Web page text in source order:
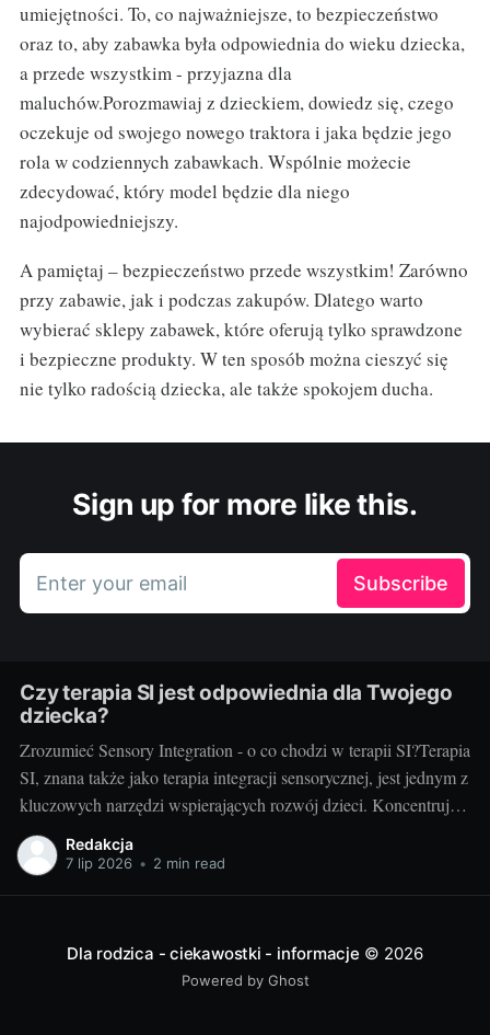
umiejętności. To, co najważniejsze, to bezpieczeństwo
oraz to, aby zabawka była odpowiednia do wieku dziecka,
a przede wszystkim - przyjazna dla
maluchów.Porozmawiaj z dzieckiem, dowiedz się, czego
oczekuje od swojego nowego traktora i jaka będzie jego
rola w codziennych zabawkach. Wspólnie możecie
zdecydować, który model będzie dla niego
najodpowiedniejszy.
A pamiętaj – bezpieczeństwo przede wszystkim! Zarówno
przy zabawie, jak i podczas zakupów. Dlatego warto
wybierać sklepy zabawek, które oferują tylko sprawdzone
i bezpieczne produkty. W ten sposób można cieszyć się
nie tylko radością dziecka, ale także spokojem ducha.
Sign up for more like this.
Enter your email Subscribe
Czy terapia SI jest odpowiednia dla Twojego
dziecka?
Zrozumieć Sensory Integration - o co chodzi w terapii SI?Terapia
SI, znana także jako terapia integracji sensorycznej, jest jednym z
kluczowych narzędzi wspierających rozwój dzieci. Koncentruje
się na pomocy dzieciom w uzyskaniu lepszej kontroli nad swoim
ciałem oraz w zrozumieniu i procesowaniu informacji
Redakcja
7 lip 2026 • 2 min read
Dla rodzica - ciekawostki - informacje © 2026
Powered by Ghost